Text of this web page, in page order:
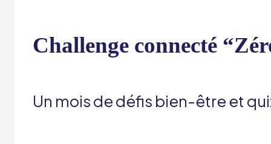
Challenge connecté
Un mois de défis bien-être et